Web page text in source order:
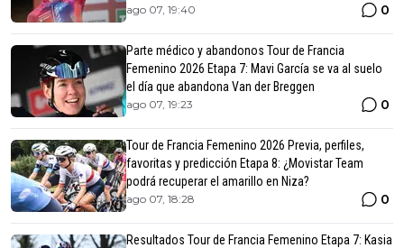
ago 07, 19:40 0
Parte médico y abandonos Tour de Francia
Femenino 2026 Etapa 7: Mavi García se va al suelo
el día que abandona Van der Breggen
ago 07, 19:23 0
Tour de Francia Femenino 2026 Previa, perfiles,
favoritas y predicción Etapa 8: ¿Movistar Team
podrá recuperar el amarillo en Niza?
ago 07, 18:28 0
Resultados Tour de Francia Femenino Etapa 7: Kasia